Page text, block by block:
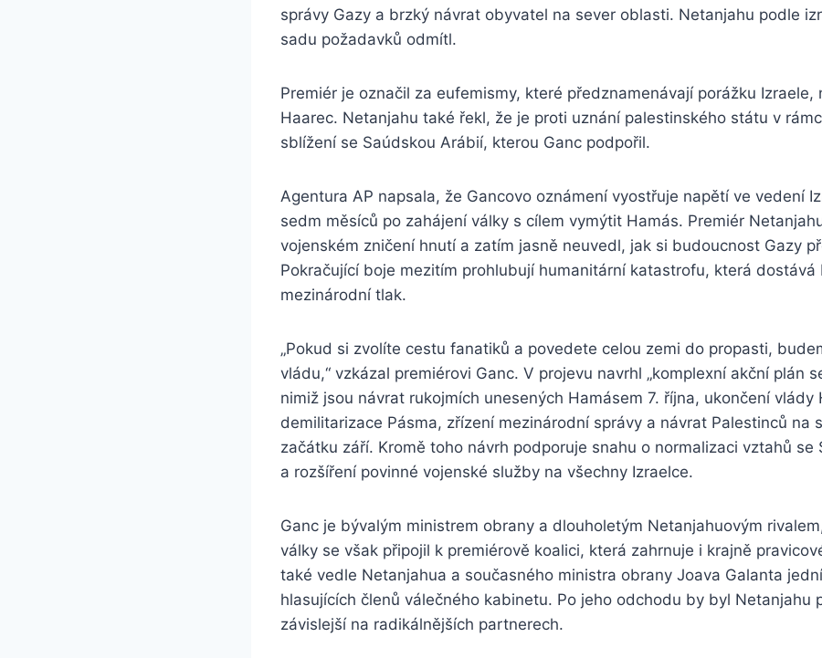
správy Gazy a brzký návrat obyvatel na sever oblasti. Netanjahu podle
sadu požadavků odmítl.
Premiér je označil za eufemismy, které předznamenávají porážku Izraele,
Haarec. Netanjahu také řekl, že je proti uznání palestinského státu v
sblížení se Saúdskou Arábií, kterou Ganc podpořil.
Agentura AP napsala, že Gancovo oznámení vyostřuje napětí ve vedení
sedm měsíců po zahájení války s cílem vymýtit Hamás. Premiér
vojenském zničení hnutí a zatím jasně neuvedl, jak si budoucnost Gazy
Pokračující boje mezitím prohlubují humanitární katastrofu, která dostává
mezinárodní tlak.
„Pokud si zvolíte cestu fanatiků a povedete celou zemi do propasti,
vládu,“ vzkázal premiérovi Ganc. V projevu navrhl „komplexní akční plán
nimiž jsou návrat rukojmích unesených Hamásem 7. října, ukončení vlády
demilitarizace Pásma, zřízení mezinárodní správy a návrat Palestinců na
začátku září. Kromě toho návrh podporuje snahu o normalizaci vztahů se
a rozšíření povinné vojenské služby na všechny Izraelce.
Ganc je bývalým ministrem obrany a dlouholetým Netanjahuovým
války se však připojil k premiérově koalici, která zahrnuje i krajně
také vedle Netanjahua a současného ministra obrany Joava Galanta
hlasujících členů válečného kabinetu. Po jeho odchodu by byl Netanjahu
závislejší na radikálnějších partnerech.